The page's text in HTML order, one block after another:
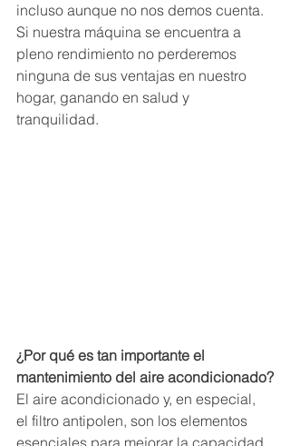
incluso aunque no nos demos cuenta.
Si nuestra máquina se encuentra a
pleno rendimiento no perderemos
ninguna de sus ventajas en nuestro
hogar, ganando en salud y
tranquilidad.
¿Por qué es tan importante el
mantenimiento del aire acondicionado?
El aire acondicionado y, en especial,
el filtro antipolen, son los elementos